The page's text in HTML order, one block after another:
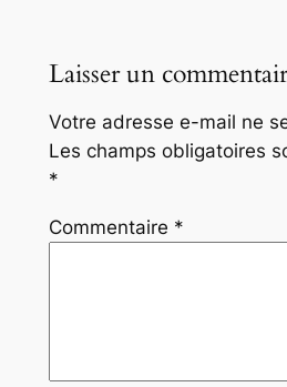
Laisser un
Votre adresse e-mail ne
Les champs obligatoires
*
Commentaire *